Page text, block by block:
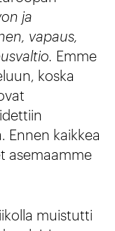
ja
vapaus,
Emme
koska
Ennen kaikkea
asemaamme
muistutti